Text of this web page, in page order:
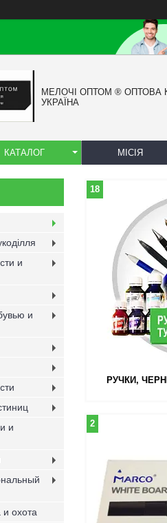
МЕЛОЧІ ОПТОМ ® ОПТОВА
УКРАЇНА
КАТАЛОГ МІСІЯ
РУЧКИ,
18
2
и
и
и
охота